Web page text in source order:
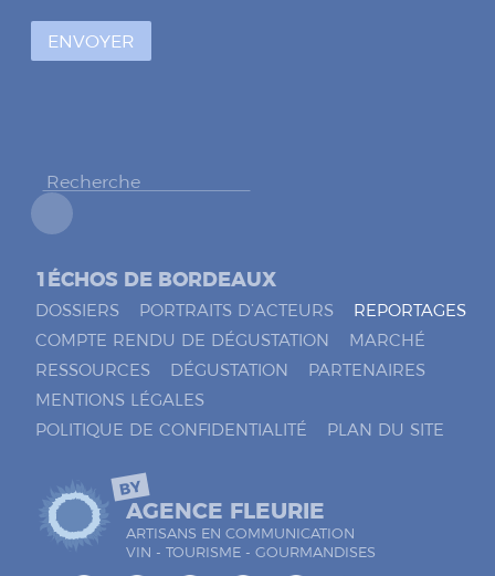
à
ENVOYER
1ÉCHOS DE BORDEAUX
DOSSIERS PORTRAITS D’ACTEURS
REPORTAGES
COMPTE RENDU DE DÉGUSTATION
MARCHÉ
RESSOURCES
DÉGUSTATION
PARTENAIRES
MENTIONS LÉGALES
POLITIQUE DE CONFIDENTIALITÉ
PLAN DU SITE
BY
AGENCE FLEURIE
ARTISANS EN COMMUNICATION
VIN - TOURISME - GOURMANDISES